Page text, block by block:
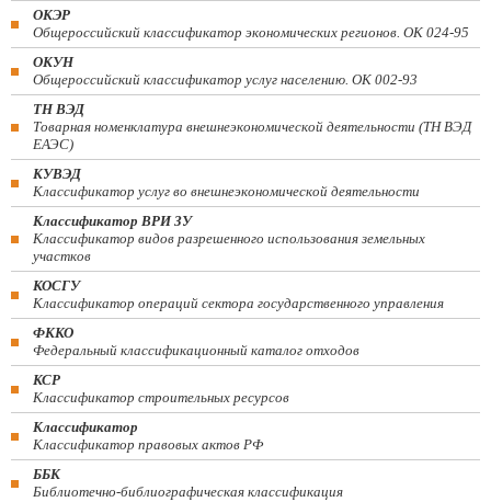
ОКЭР
Общероссийский классификатор экономических регионов. ОК 024-95
ОКУН
Общероссийский классификатор услуг населению. ОК 002-93
ТН ВЭД
Товарная номенклатура внешнеэкономической деятельности (ТН ВЭД
ЕАЭС)
КУВЭД
Классификатор услуг во внешнеэкономической деятельности
Классификатор ВРИ ЗУ
Классификатор видов разрешенного использования земельных
участков
КОСГУ
Классификатор операций сектора государственного управления
ФККО
Федеральный классификационный каталог отходов
КСР
Классификатор строительных ресурсов
Классификатор
Классификатор правовых актов РФ
ББК
Библиотечно-библиографическая классификация